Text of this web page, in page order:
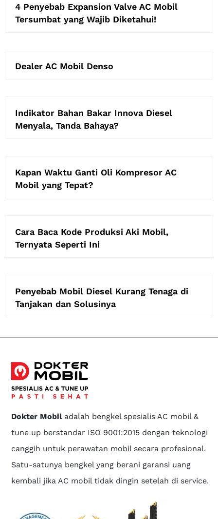
4 Penyebab Expansion Valve AC Mobil
Tersumbat yang Wajib Diketahui!
Dealer AC Mobil Denso
Indikator Bahan Bakar Innova Diesel
Menyala, Tanda Bahaya?
Kapan Waktu Ganti Oli Kompresor AC
Mobil yang Tepat?
Cara Baca Kode Produksi Aki Mobil,
Ternyata Seperti Ini
Penyebab Mobil Diesel Kurang Tenaga di
Tanjakan dan Solusinya
Dokter Mobiladalah bengkel spesialis AC mobil &
tune up berstandar ISO 9001:2015 dengan teknologi
canggih untuk perawatan mobil secara profesional.
Satu-satunya bengkel yang berani garansi uang
kembali jika AC mobil tidak dingin setelah di service.